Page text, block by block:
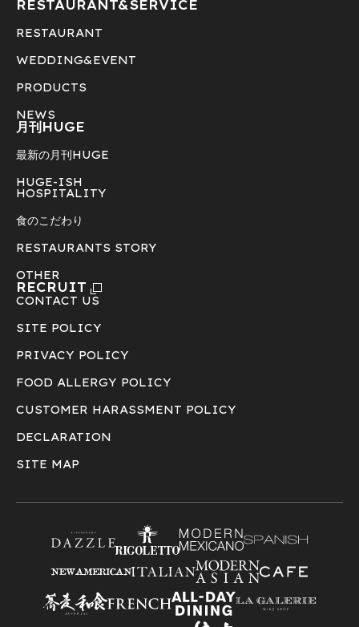
RESTAURANT&SERVICE
RESTAURANT
WEDDING&EVENT
PRODUCTS
NEWS
月刊HUGE
最新の月刊HUGE
HUGE-ISH
HOSPITALITY
食のこだわり
RESTAURANTS STORY
OTHER
RECRUIT
CONTACT US
SITE POLICY
PRIVACY POLICY
FOOD ALLERGY POLICY
CUSTOMER HARASSMENT POLICY
DECLARATION
SITE MAP